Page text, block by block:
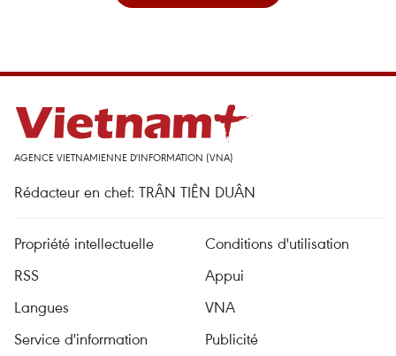
AGENCE VIETNAMIENNE D'INFORMATION (VNA)
Rédacteur en chef: TRÂN TIÊN DUÂN
Propriété intellectuelle
Conditions d'utilisation
RSS
Appui
Langues
VNA
Service d'information
Publicité